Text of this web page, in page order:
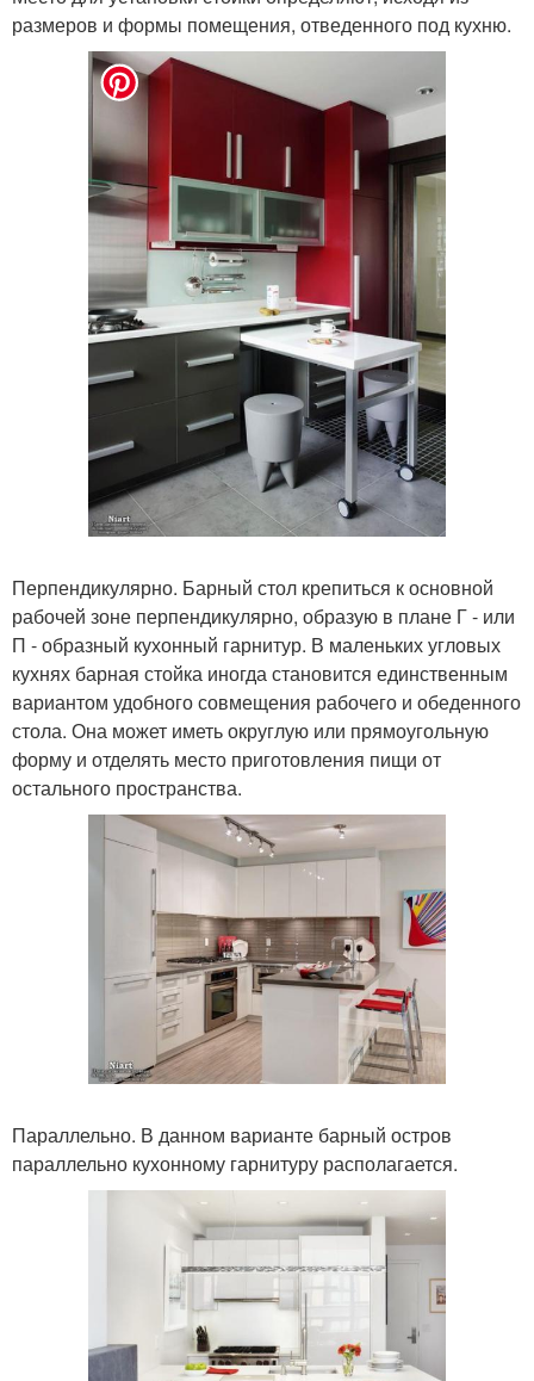
размеров и формы помещения, отведенного под кухню.
Перпендикулярно. Барный стол крепиться к основной
рабочей зоне перпендикулярно, образую в плане Г - или
П - образный кухонный гарнитур. В маленьких угловых
кухнях барная стойка иногда становится единственным
вариантом удобного совмещения рабочего и обеденного
стола. Она может иметь округлую или прямоугольную
форму и отделять место приготовления пищи от
остального пространства.
Параллельно. В данном варианте барный остров
параллельно кухонному гарнитуру располагается.